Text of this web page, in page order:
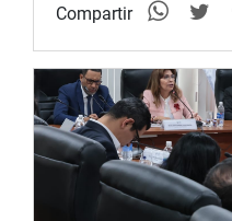
Compartir